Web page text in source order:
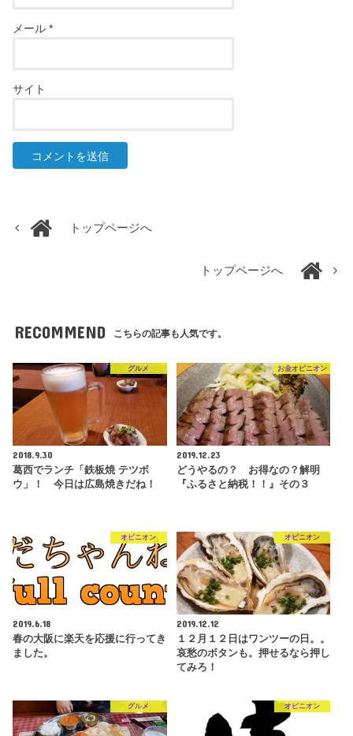
メール*
サイト
トップページへ
トップページへ
RECOMMEND こちらの記事も人気です。
グルメ
2018.9.30
葛西でランチ「鉄板焼 テツボ
ウ」！ 今日は広島焼きだね！
お金オピニオン
2019.12.23
どうやるの？ お得なの？解明
『ふるさと納税！！』その３
オピニオン
2019.6.18
春の大阪に楽天を応援に行ってき
ました。
オピニオン
2019.12.12
１２月１２日はワンツーの日。。
哀愁のボタンも。押せるなら押し
てみろ！
グルメ オピニオン